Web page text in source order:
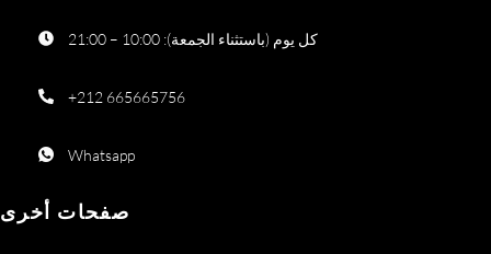
كل يوم (باستثناء الجمعة): 10:00 – 21:00
+212 665665756
Whatsapp
صفحات أخرى